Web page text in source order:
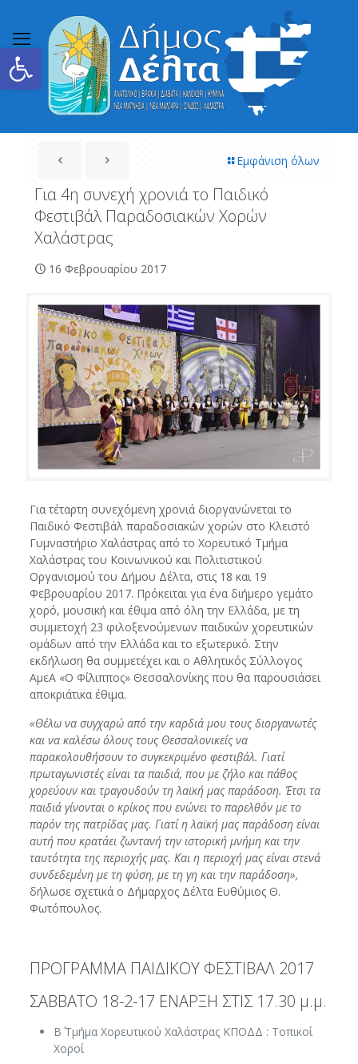
Ανοίξτε τη γραμμή εργαλείων
Εμφάνιση όλων
Για 4η συνεχή χρονιά το Παιδικό
Φεστιβάλ Παραδοσιακών Χορών
Χαλάστρας
16 Φεβρουαρίου 2017
Για τέταρτη συνεχόμενη χρονιά διοργανώνεται το
Παιδικό Φεστιβάλ παραδοσιακών χορών στο Κλειστό
Γυμναστήριο Χαλάστρας από το Χορευτικό Τμήμα
Χαλάστρας του Κοινωνικού και Πολιτιστικού
Οργανισμού του Δήμου Δέλτα, στις 18 και 19
Φεβρουαρίου 2017. Πρόκειται για ένα διήμερο γεμάτο
χορό, μουσική και έθιμα από όλη την Ελλάδα, με τη
συμμετοχή 23 φιλοξενούμενων παιδικών χορευτικών
ομάδων από την Ελλάδα και το εξωτερικό. Στην
εκδήλωση θα συμμετέχει και ο Αθλητικός Σύλλογος
ΑμεΑ «Ο Φίλιππος» Θεσσαλονίκης που θα παρουσιάσει
αποκριάτικα έθιμα.
«Θέλω να συγχαρώ από την καρδιά μου τους διοργανωτές
και να καλέσω όλους τους Θεσσαλονικείς να
παρακολουθήσουν το συγκεκριμένο φεστιβάλ. Γιατί
πρωταγωνιστές είναι τα παιδιά, που με ζήλο και πάθος
χορεύουν και τραγουδούν τη λαϊκή μας παράδοση. Έτσι τα
παιδιά γίνονται ο κρίκος που ενώνει το παρελθόν με το
παρόν της πατρίδας μας. Γιατί η λαϊκή μας παράδοση είναι
αυτή που κρατάει ζωντανή την ιστορική μνήμη και την
ταυτότητα της περιοχής μας. Και η περιοχή μας είναι στενά
συνδεδεμένη με τη φύση, με τη γη και την παράδοση»,
δήλωσε σχετικά ο Δήμαρχος Δέλτα Ευθύμιος Θ.
Φωτόπουλος.
ΠΡΟΓΡΑΜΜΑ ΠΑΙΔΙΚΟΥ ΦΕΣΤΙΒΑΛ 2017
ΣΑΒΒΑΤΟ 18-2-17 ΕΝΑΡΞΗ ΣΤΙΣ 17.30 μ.μ.
Β΄ Τμήμα Χορευτικού Χαλάστρας ΚΠΟΔΔ : Τοπικοί
Χοροί